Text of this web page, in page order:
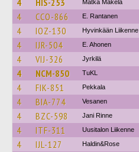
4 HIS-253 Matka Mäkelä
4 CCO-866 E. Rantanen
4 IOZ-130 Hyvinkään Liikenne
4 IJR-504 E. Ahonen
4 VIJ-326 Jyrkilä
4 NCM-850 TuKL
4 FIK-851 Pekkala
4 BIA-774 Vesanen
4 BZC-598 Jani Rinne
4 ITF-311 Uusitalon Liikenne
4 IJL-127 Haldin&Rose